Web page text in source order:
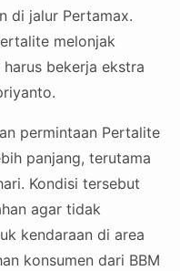
di jalur Pertamax.
melonjak
bekerja ekstra
permintaan Pertalite
panjang, terutama
Kondisi tersebut
agar tidak
kendaraan di area
konsumen dari BBM